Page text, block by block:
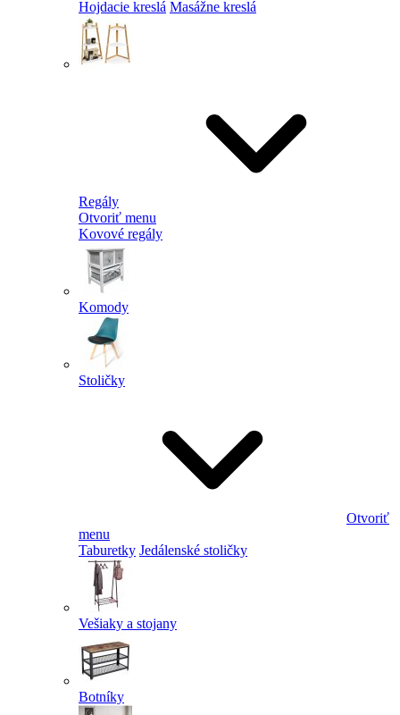
Hojdacie kreslá Masážne kreslá
Regály
Otvoriť menu
Kovové regály
Komody
Stoličky
Otvoriť
menu
Taburetky Jedálenské stoličky
Vešiaky a stojany
Botníky